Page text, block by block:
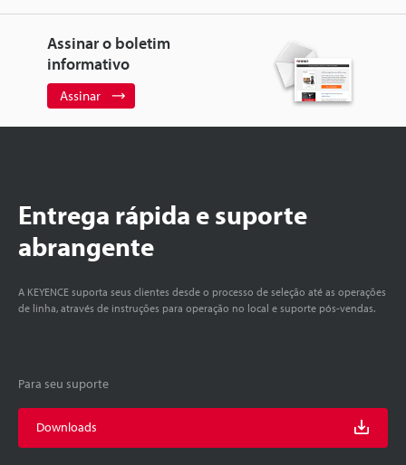
Assinar o boletim
informativo
Assinar
Entrega rápida e suporte
abrangente
A KEYENCE suporta seus clientes desde o processo de seleção até as operações
de linha, através de instruções para operação no local e suporte pós-vendas.
Para seu suporte
Downloads